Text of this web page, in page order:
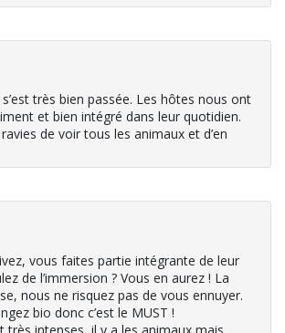
très bien passée. Les hôtes nous ont
et bien intégré dans leur quotidien.
de voir tous les animaux et d’en
vous faites partie intégrante de leur
de l’immersion ? Vous en aurez ! La
nous ne risquez pas de vous ennuyer.
bio donc c’est le MUST !